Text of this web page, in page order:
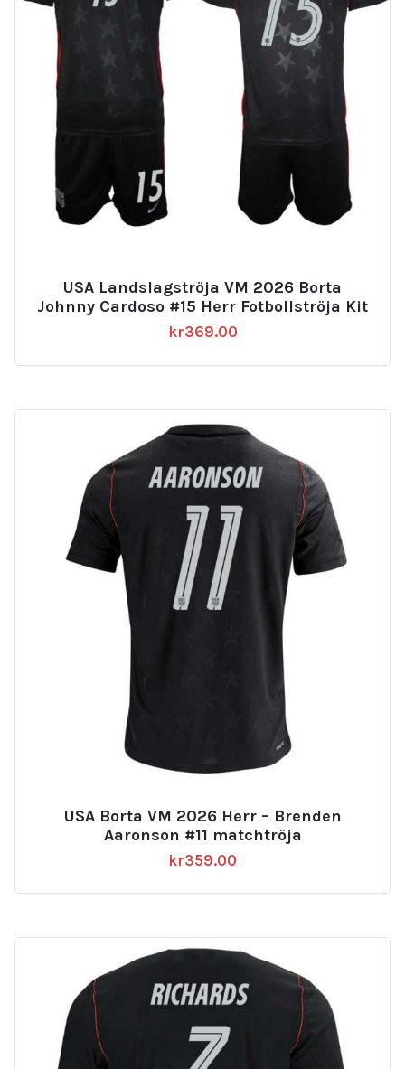
USA Landslagströja VM 2026 Borta
Johnny Cardoso #15 Herr Fotbollströja Kit
kr369.00
USA Borta VM 2026 Herr – Brenden
Aaronson #11 matchtröja
kr359.00